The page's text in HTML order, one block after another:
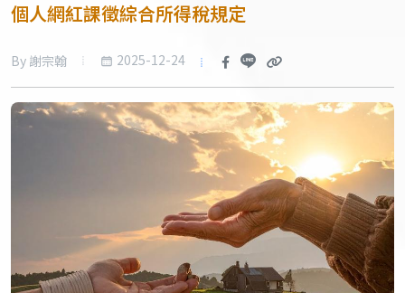
個人網紅課徵綜合所得稅規定
By 謝宗翰 2025-12-24